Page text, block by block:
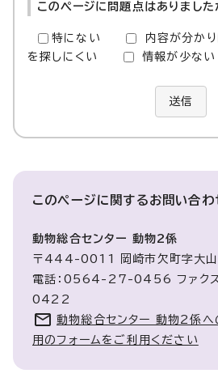
このページに問題点はありました
特にない 内容が分か
を探しにくい
情報が少ない
送信
このページに関するお問い合わ
動物総合センター 動物2係
〒444-0011 岡崎市欠町字大山
電話：0564-27-0456 ファク
0422
動物総合センター 動物2係へ
用のフォームをご利用ください